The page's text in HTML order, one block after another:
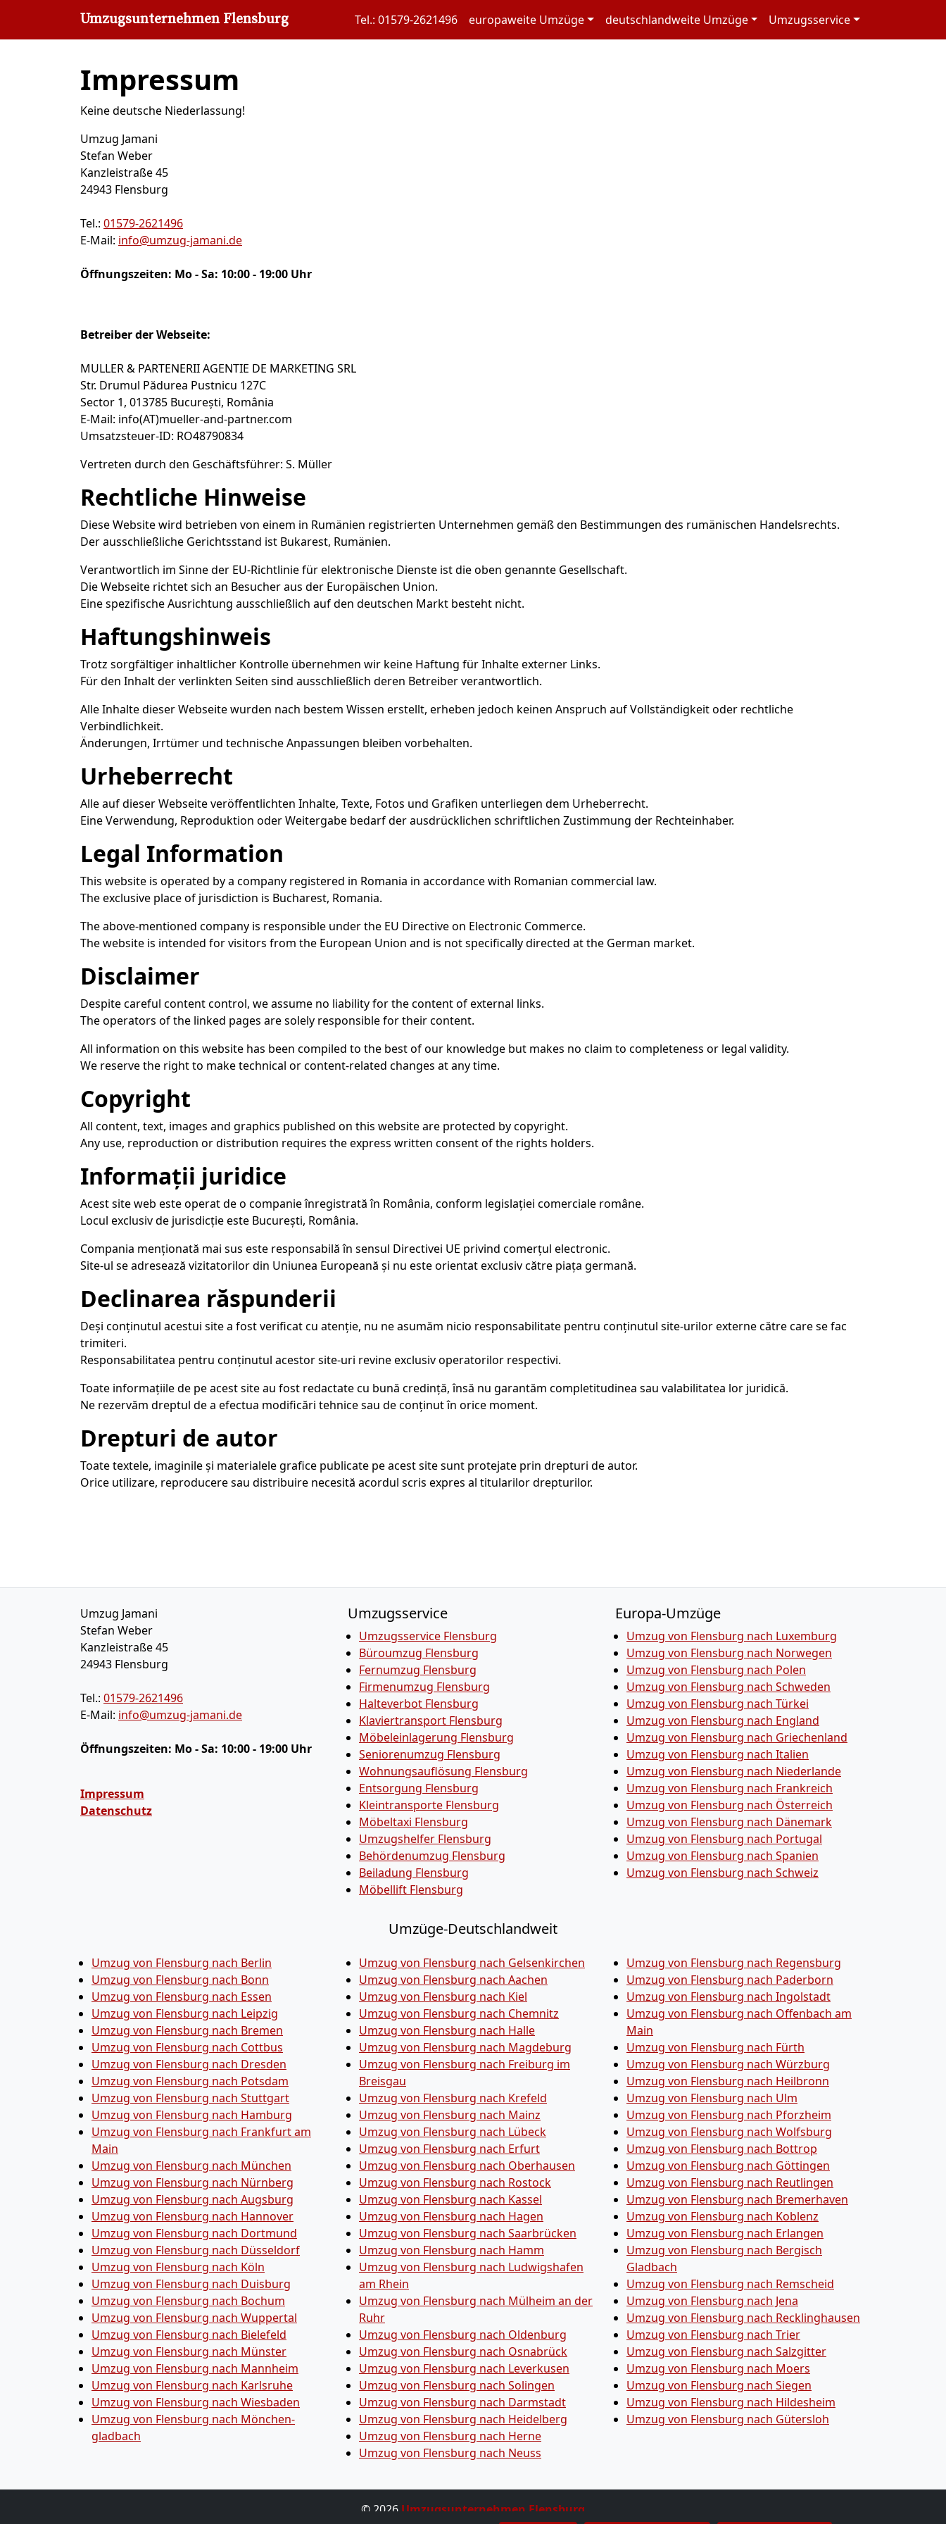
Umzugsunternehmen Flensburg Tel.: 01579-2621496 europaweite Umzüge deutschlandweite Umzüge Umzugsservice
Umzugsunternehmen Flensburg»Impressum
Impressum
Keine deutsche Niederlassung!
Umzug Jamani
Stefan Weber
Kanzleistraße 45
24943 Flensburg
Tel.: 01579-2621496
E-Mail: info@umzug-jamani.de
Öffnungszeiten: Mo - Sa: 10:00 - 19:00 Uhr
Betreiber der Webseite:
MULLER & PARTENERII AGENTIE DE MARKETING SRL
Str. Drumul Pădurea Pustnicu 127C
Sector 1, 013785 București, România
E-Mail: info(AT)mueller-and-partner.com
Umsatzsteuer-ID: RO48790834
Vertreten durch den Geschäftsführer: S. Müller
Rechtliche Hinweise
Diese Website wird betrieben von einem in Rumänien registrierten Unternehmen gemäß den Bestimmungen des rumänischen Handelsrechts.
Der ausschließliche Gerichtsstand ist Bukarest, Rumänien.
Verantwortlich im Sinne der EU-Richtlinie für elektronische Dienste ist die oben genannte Gesellschaft.
Die Webseite richtet sich an Besucher aus der Europäischen Union.
Eine spezifische Ausrichtung ausschließlich auf den deutschen Markt besteht nicht.
Haftungshinweis
Trotz sorgfältiger inhaltlicher Kontrolle übernehmen wir keine Haftung für Inhalte externer Links.
Für den Inhalt der verlinkten Seiten sind ausschließlich deren Betreiber verantwortlich.
Alle Inhalte dieser Webseite wurden nach bestem Wissen erstellt, erheben jedoch keinen Anspruch auf Vollständigkeit oder rechtliche
Verbindlichkeit.
Änderungen, Irrtümer und technische Anpassungen bleiben vorbehalten.
Urheberrecht
Alle auf dieser Webseite veröffentlichten Inhalte, Texte, Fotos und Grafiken unterliegen dem Urheberrecht.
Eine Verwendung, Reproduktion oder Weitergabe bedarf der ausdrücklichen schriftlichen Zustimmung der Rechteinhaber.
Legal Information
This website is operated by a company registered in Romania in accordance with Romanian commercial law.
The exclusive place of jurisdiction is Bucharest, Romania.
The above-mentioned company is responsible under the EU Directive on Electronic Commerce.
The website is intended for visitors from the European Union and is not specifically directed at the German market.
Disclaimer
Despite careful content control, we assume no liability for the content of external links.
The operators of the linked pages are solely responsible for their content.
All information on this website has been compiled to the best of our knowledge but makes no claim to completeness or legal validity.
We reserve the right to make technical or content-related changes at any time.
Copyright
All content, text, images and graphics published on this website are protected by copyright.
Any use, reproduction or distribution requires the express written consent of the rights holders.
Informații juridice
Acest site web este operat de o companie înregistrată în România, conform legislației comerciale române.
Locul exclusiv de jurisdicție este București, România.
Compania menționată mai sus este responsabilă în sensul Directivei UE privind comerțul electronic.
Site-ul se adresează vizitatorilor din Uniunea Europeană și nu este orientat exclusiv către piața germană.
Declinarea răspunderii
Deși conținutul acestui site a fost verificat cu atenție, nu ne asumăm nicio responsabilitate pentru conținutul site-urilor externe către care se fac
trimiteri.
Responsabilitatea pentru conținutul acestor site-uri revine exclusiv operatorilor respectivi.
Toate informațiile de pe acest site au fost redactate cu bună credință, însă nu garantăm completitudinea sau valabilitatea lor juridică.
Ne rezervăm dreptul de a efectua modificări tehnice sau de conținut în orice moment.
Drepturi de autor
Toate textele, imaginile și materialele grafice publicate pe acest site sunt protejate prin drepturi de autor.
Orice utilizare, reproducere sau distribuire necesită acordul scris expres al titularilor drepturilor.
Umzug Jamani
Stefan Weber
Kanzleistraße 45
24943 Flensburg
Tel.: 01579-2621496
E-Mail: info@umzug-jamani.de
Öffnungszeiten: Mo - Sa: 10:00 - 19:00 Uhr
Impressum
Datenschutz
Umzugsservice
Umzugsservice Flensburg
Büroumzug Flensburg
Fernumzug Flensburg
Firmenumzug Flensburg
Halteverbot Flensburg
Klaviertransport Flensburg
Möbeleinlagerung Flensburg
Seniorenumzug Flensburg
Wohnungsauflösung Flensburg
Entsorgung Flensburg
Kleintransporte Flensburg
Möbeltaxi Flensburg
Umzugshelfer Flensburg
Behördenumzug Flensburg
Beiladung Flensburg
Möbellift Flensburg
Europa-Umzüge
Umzug von Flensburg nach Luxemburg
Umzug von Flensburg nach Norwegen
Umzug von Flensburg nach Polen
Umzug von Flensburg nach Schweden
Umzug von Flensburg nach Türkei
Umzug von Flensburg nach England
Umzug von Flensburg nach Griechenland
Umzug von Flensburg nach Italien
Umzug von Flensburg nach Niederlande
Umzug von Flensburg nach Frankreich
Umzug von Flensburg nach Österreich
Umzug von Flensburg nach Dänemark
Umzug von Flensburg nach Portugal
Umzug von Flensburg nach Spanien
Umzug von Flensburg nach Schweiz
Umzüge-Deutschlandweit
Umzug von Flensburg nach Berlin
Umzug von Flensburg nach Bonn
Umzug von Flensburg nach Essen
Umzug von Flensburg nach Leipzig
Umzug von Flensburg nach Bremen
Umzug von Flensburg nach Cottbus
Umzug von Flensburg nach Dresden
Umzug von Flensburg nach Potsdam
Umzug von Flensburg nach Stuttgart
Umzug von Flensburg nach Hamburg
Umzug von Flensburg nach Frankfurt am
Main
Umzug von Flensburg nach München
Umzug von Flensburg nach Nürnberg
Umzug von Flensburg nach Augsburg
Umzug von Flensburg nach Hannover
Umzug von Flensburg nach Dortmund
Umzug von Flensburg nach Düsseldorf
Umzug von Flensburg nach Köln
Umzug von Flensburg nach Duisburg
Umzug von Flensburg nach Bochum
Umzug von Flensburg nach Wuppertal
Umzug von Flensburg nach Bielefeld
Umzug von Flensburg nach Münster
Umzug von Flensburg nach Mannheim
Umzug von Flensburg nach Karlsruhe
Umzug von Flensburg nach Wiesbaden
Umzug von Flensburg nach Mönchen­
gladbach
Umzug von Flensburg nach Gelsenkirchen
Umzug von Flensburg nach Aachen
Umzug von Flensburg nach Kiel
Umzug von Flensburg nach Chemnitz
Umzug von Flensburg nach Halle
Umzug von Flensburg nach Magdeburg
Umzug von Flensburg nach Freiburg im
Breisgau
Umzug von Flensburg nach Krefeld
Umzug von Flensburg nach Mainz
Umzug von Flensburg nach Lübeck
Umzug von Flensburg nach Erfurt
Umzug von Flensburg nach Oberhausen
Umzug von Flensburg nach Rostock
Umzug von Flensburg nach Kassel
Umzug von Flensburg nach Hagen
Umzug von Flensburg nach Saarbrücken
Umzug von Flensburg nach Hamm
Umzug von Flensburg nach Ludwigshafen
am Rhein
Umzug von Flensburg nach Mülheim an der
Ruhr
Umzug von Flensburg nach Oldenburg
Umzug von Flensburg nach Osnabrück
Umzug von Flensburg nach Leverkusen
Umzug von Flensburg nach Solingen
Umzug von Flensburg nach Darmstadt
Umzug von Flensburg nach Heidelberg
Umzug von Flensburg nach Herne
Umzug von Flensburg nach Neuss
Umzug von Flensburg nach Regensburg
Umzug von Flensburg nach Paderborn
Umzug von Flensburg nach Ingolstadt
Umzug von Flensburg nach Offenbach am
Main
Umzug von Flensburg nach Fürth
Umzug von Flensburg nach Würzburg
Umzug von Flensburg nach Heilbronn
Umzug von Flensburg nach Ulm
Umzug von Flensburg nach Pforzheim
Umzug von Flensburg nach Wolfsburg
Umzug von Flensburg nach Bottrop
Umzug von Flensburg nach Göttingen
Umzug von Flensburg nach Reutlingen
Umzug von Flensburg nach Bremer­haven
Umzug von Flensburg nach Koblenz
Umzug von Flensburg nach Erlangen
Umzug von Flensburg nach Bergisch
Gladbach
Umzug von Flensburg nach Remscheid
Umzug von Flensburg nach Jena
Umzug von Flensburg nach Recklinghausen
Umzug von Flensburg nach Trier
Umzug von Flensburg nach Salzgitter
Umzug von Flensburg nach Moers
Umzug von Flensburg nach Siegen
Umzug von Flensburg nach Hildesheim
Umzug von Flensburg nach Gütersloh
© 2026 Umzugsunternehmen Flensburg